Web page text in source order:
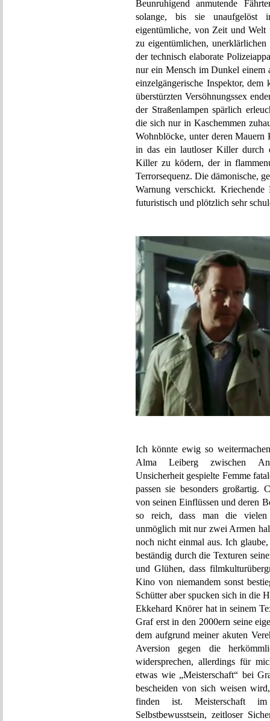
Beunruhigend anmutende
solange, bis sie unaufgelöst
eigentümliche, von Zeit und Welt
zu eigentümlichen,
der technisch elaborate
nur ein Mensch im Dunkel einem
einzelgängerische Inspektor,
überstürzten Versöhnungssex
der Straßenlampen spärlich
die sich nur in Kaschemmen
Wohnblöcke, unter deren
in das ein lautloser Killer durch
Killer zu ködern, der in
Terrorsequenz. Die dämonische,
Warnung verschickt. Kriechende
futuristisch und plötzlich sehr
Ich könnte ewig so
Alma Leiberg zwischen
Unsicherheit gespielte Femme
passen sie besonders
von seinen Einflüssen und deren
so reich, dass man die vielen
unmöglich mit nur zwei Armen
noch nicht einmal aus. Ich
beständig durch die Texturen
und Glühen, dass
Kino von niemandem sonst
Schütter aber spucken sich in die
Ekkehard Knörer hat in seinem
Graf erst in den 2000ern seine
dem aufgrund meiner akuten
Aversion gegen die
widersprechen, allerdings für
etwas wie „Meisterschaft“ bei
bescheiden von sich weisen
finden ist. Meisterschaft
Selbstbewusstsein, zeitloser